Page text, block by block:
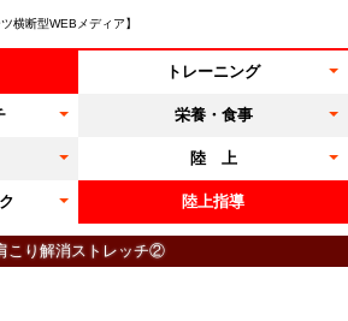
横断型WEBメディア】
トレーニング
栄養・食事
陸 上
陸上指導
こり解消ストレッチ②